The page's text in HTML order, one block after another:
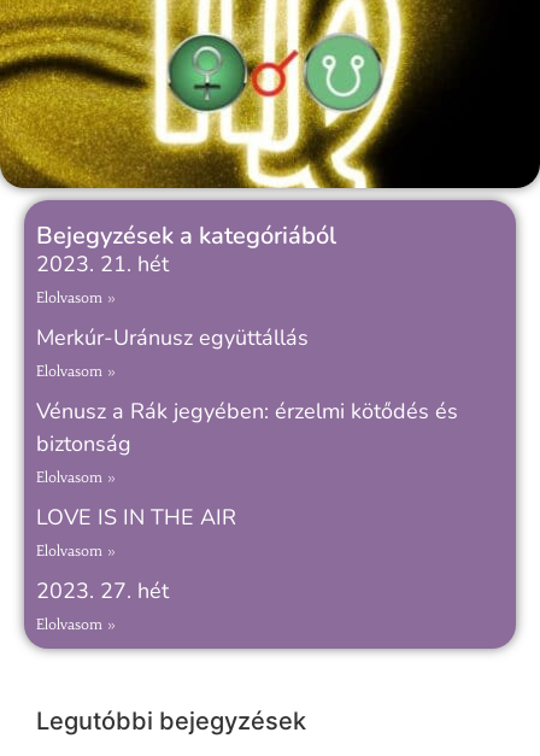
Bejegyzések a kategóriából
2023. 21. hét
Elolvasom »
Merkúr-Uránusz együttállás
Elolvasom »
Vénusz a Rák jegyében: érzelmi kötődés és
biztonság
Elolvasom »
LOVE IS IN THE AIR
Elolvasom »
2023. 27. hét
Elolvasom »
Legutóbbi bejegyzések